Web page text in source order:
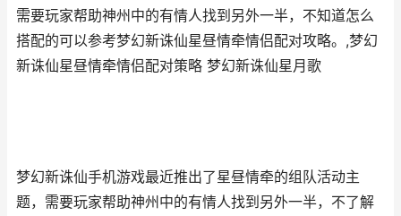
需要玩家帮助神州中的有情人找到另外一半，不知道怎么
搭配的可以参考梦幻新诛仙星昼情牵情侣配对攻略。,梦幻
新诛仙星昼情牵情侣配对策略 梦幻新诛仙星月歌
梦幻新诛仙手机游戏最近推出了星昼情牵的组队活动主
题，需要玩家帮助神州中的有情人找到另外一半，不了解